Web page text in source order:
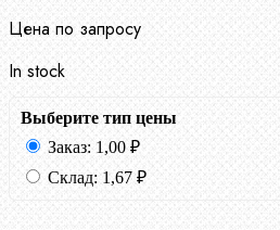
Цена по запросу
In stock
Выберите тип цены
Заказ: 1,00 ₽
Склад: 1,67 ₽